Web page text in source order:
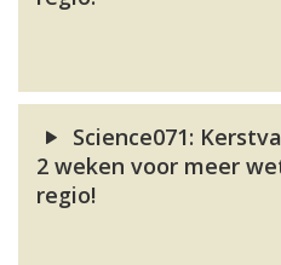
Science071:
2 weken voor meer
regio!